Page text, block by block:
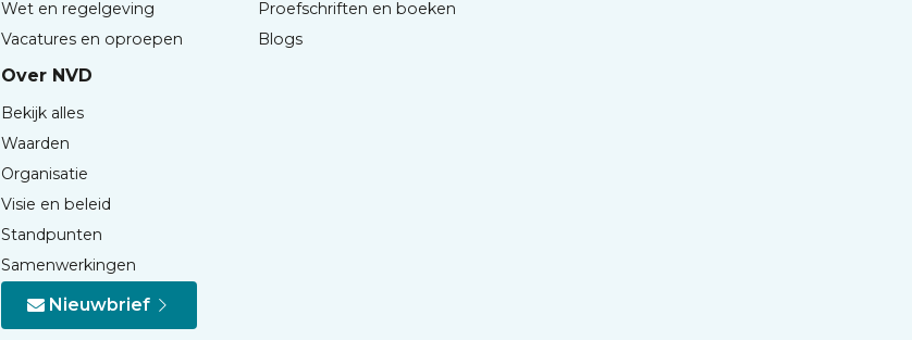
Wet en regelgeving
Vacatures en oproepen
Proefschriften en boeken
Blogs
Over NVD
Bekijk alles
Waarden
Organisatie
Visie en beleid
Standpunten
Samenwerkingen
Nieuwbrief